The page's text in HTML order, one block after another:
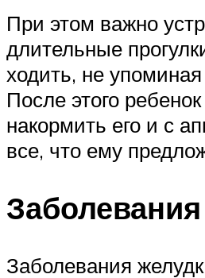
При этом важно
длительные
ходить, не упоминая
После этого
накормить его и с
все, что ему
Заболевания